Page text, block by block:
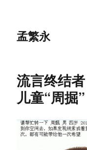
孟繁永
流言终结
儿童“周掘”